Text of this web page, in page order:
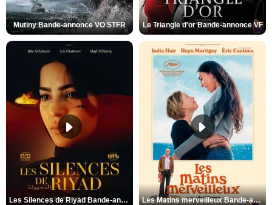
Mutiny Bande-annonce VO STFR Le Triangle d'or Bande-annonce VF
Les Silences de Riyad Bande-annonce VO STFR Les Matins merveilleux Bande-annonce VF